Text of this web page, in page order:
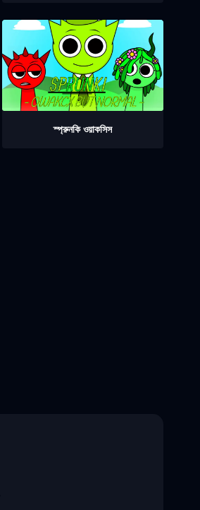
স্প্রুনকি ওয়াকসিস